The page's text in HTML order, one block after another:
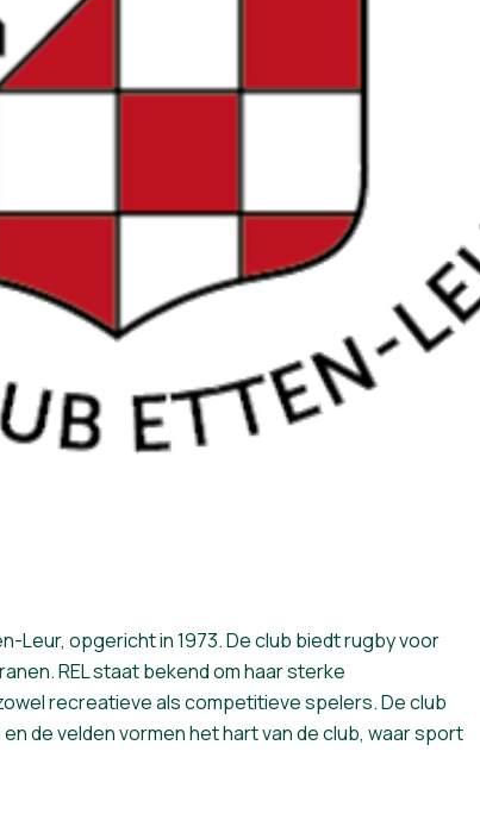
Leur, opgericht in 1973. De club biedt rugby voor
REL staat bekend om haar sterke
recreatieve als competitieve spelers. De club
de velden vormen het hart van de club, waar sport